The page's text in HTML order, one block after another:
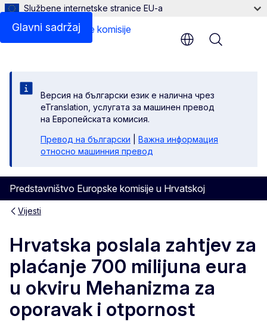
Glavni sadržaj
Službene internetske stranice EU-a
Версия на български език е налична чрез
eTranslation, услугата за машинен превод
на Европейската комисия.
Превод на български
Важна информация
относно машинния превод
Predstavništvo Europske komisije u Hrvatskoj
Menu
Vijesti
Hrvatska poslala zahtjev za
plaćanje 700 milijuna eura
u okviru Mehanizma za
oporavak i otpornost